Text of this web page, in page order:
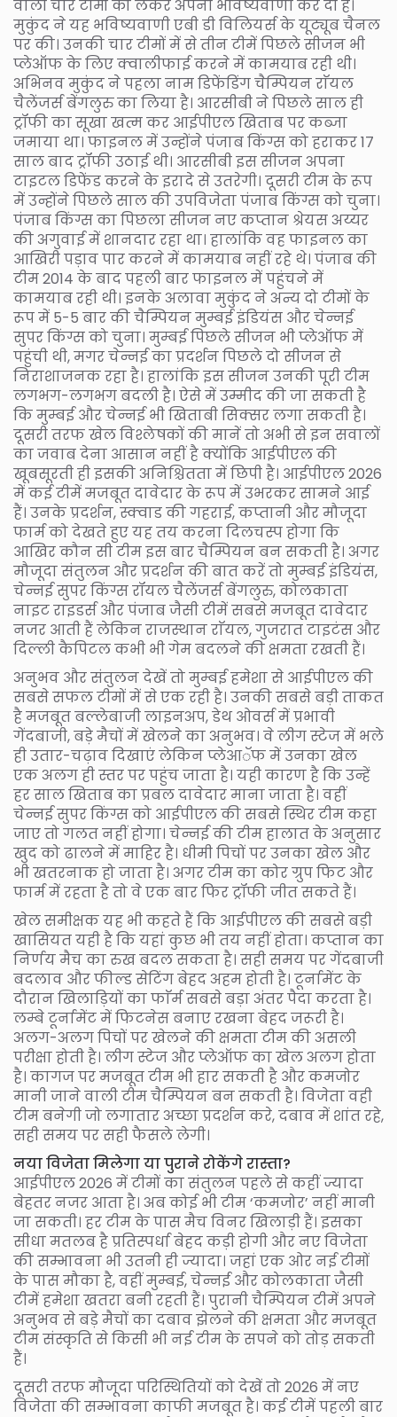
वाली चार टीमों को लेकर अपनी भविष्यवाणी कर दी है।
मुकुंद ने यह भविष्यवाणी एबी डी विलियर्स के यूट्यूब चैनल
पर की। उनकी चार टीमों में से तीन टीमें पिछले सीजन भी
प्लेऑफ के लिए क्वालीफाई करने में कामयाब रही थी।
अभिनव मुकुंद ने पहला नाम डिफेंडिंग चैम्पियन राॅयल
चैलेंजर्स बेंगलुरु का लिया है। आरसीबी ने पिछले साल ही
ट्रॉफी का सूखा खत्म कर आईपीएल खिताब पर कब्जा
जमाया था। फाइनल में उन्होंने पंजाब किंग्स को हराकर 17
साल बाद ट्रॉफी उठाई थी। आरसीबी इस सीजन अपना
टाइटल डिफेंड करने के इरादे से उतरेगी। दूसरी टीम के रूप
में उन्होंने पिछले साल की उपविजेता पंजाब किंग्स को चुना।
पंजाब किंग्स का पिछला सीजन नए कप्तान श्रेयस अय्यर
की अगुवाई में शानदार रहा था। हालांकि वह फाइनल का
आखिरी पड़ाव पार करने में कामयाब नहीं रहे थे। पंजाब की
टीम 2014 के बाद पहली बार फाइनल में पहुंचने में
कामयाब रही थी। इनके अलावा मुकुंद ने अन्य दो टीमों के
रूप में 5-5 बार की चैम्पियन मुम्बई इंडियंस और चेन्नई
सुपर किंग्स को चुना। मुम्बई पिछले सीजन भी प्लेऑफ में
पहुंची थी, मगर चेन्नई का प्रदर्शन पिछले दो सीजन से
निराशाजनक रहा है। हालांकि इस सीजन उनकी पूरी टीम
लगभग-लगभग बदली है। ऐसे में उम्मीद की जा सकती है
कि मुम्बई और चेन्नई भी खिताबी सिक्सर लगा सकती है।
दूसरी तरफ खेल विश्लेषकों की मानें तो अभी से इन सवालों
का जवाब देना आसान नहीं है क्योंकि आईपीएल की
खूबसूरती ही इसकी अनिश्चितता में छिपी है। आईपीएल 2026
में कई टीमें मजबूत दावेदार के रूप में उभरकर सामने आई
हैं। उनके प्रदर्शन, स्क्वाड की गहराई, कप्तानी और मौजूदा
फार्म को देखते हुए यह तय करना दिलचस्प होगा कि
आखिर कौन सी टीम इस बार चैम्पियन बन सकती है। अगर
मौजूदा संतुलन और प्रदर्शन की बात करें तो मुम्बई इंडियंस,
चेन्नई सुपर किंग्स रॉयल चैलेंजर्स बेंगलुरु, कोलकाता
नाइट राइडर्स और पंजाब जैसी टीमें सबसे मजबूत दावेदार
नजर आती हैं लेकिन राजस्थान राॅयल, गुजरात टाइटंस और
दिल्ली कैपिटल कभी भी गेम बदलने की क्षमता रखती हैं।
अनुभव और संतुलन देखें तो मुम्बई हमेशा से आईपीएल की
सबसे सफल टीमों में से एक रही है। उनकी सबसे बड़ी ताकत
है मजबूत बल्लेबाजी लाइनअप, डेथ ओवर्स में प्रभावी
गेंदबाजी, बड़े मैचों में खेलने का अनुभव। वे लीग स्टेज में भले
ही उतार-चढ़ाव दिखाएं लेकिन प्लेआॅफ में उनका खेल
एक अलग ही स्तर पर पहुंच जाता है। यही कारण है कि उन्हें
हर साल खिताब का प्रबल दावेदार माना जाता है। वहीं
चेन्नई सुपर किंग्स को आईपीएल की सबसे स्थिर टीम कहा
जाए तो गलत नहीं होगा। चेन्नई की टीम हालात के अनुसार
खुद को ढालने में माहिर है। धीमी पिचों पर उनका खेल और
भी खतरनाक हो जाता है। अगर टीम का कोर ग्रुप फिट और
फार्म में रहता है तो वे एक बार फिर ट्रॉफी जीत सकते हैं।
खेल समीक्षक यह भी कहते हैं कि आईपीएल की सबसे बड़ी
खासियत यही है कि यहां कुछ भी तय नहीं होता। कप्तान का
निर्णय मैच का रुख बदल सकता है। सही समय पर गेंदबाजी
बदलाव और फील्ड सेटिंग बेहद अहम होती है। टूर्नामेंट के
दौरान खिलाड़ियों का फाॅर्म सबसे बड़ा अंतर पैदा करता है।
लम्बे टूर्नामेंट में फिटनेस बनाए रखना बेहद जरूरी है।
अलग-अलग पिचों पर खेलने की क्षमता टीम की असली
परीक्षा होती है। लीग स्टेज और प्लेऑफ का खेल अलग होता
है। कागज पर मजबूत टीम भी हार सकती है और कमजोर
मानी जाने वाली टीम चैम्पियन बन सकती है। विजेता वही
टीम बनेगी जो लगातार अच्छा प्रदर्शन करे, दबाव में शांत रहे,
सही समय पर सही फैसले लेगी।
नया विजेता मिलेगा या पुराने रोकेंगे रास्ता?
आईपीएल 2026 में टीमों का संतुलन पहले से कहीं ज्यादा
बेहतर नजर आता है। अब कोई भी टीम ‘कमजोर’ नहीं मानी
जा सकती। हर टीम के पास मैच विनर खिलाड़ी हैं। इसका
सीधा मतलब है प्रतिस्पर्धा बेहद कड़ी होगी और नए विजेता
की सम्भावना भी उतनी ही ज्यादा। जहां एक ओर नई टीमों
के पास मौका है, वहीं मुम्बई, चेन्नई और कोलकाता जैसी
टीमें हमेशा खतरा बनी रहती हैं। पुरानी चैम्पियन टीमें अपने
अनुभव से बड़े मैचों का दबाव झेलने की क्षमता और मजबूत
टीम संस्कृति से किसी भी नई टीम के सपने को तोड़ सकती
हैं।
दूसरी तरफ मौजूदा परिस्थितियों को देखें तो 2026 में नए
विजेता की सम्भावना काफी मजबूत है। कई टीमें पहली बार